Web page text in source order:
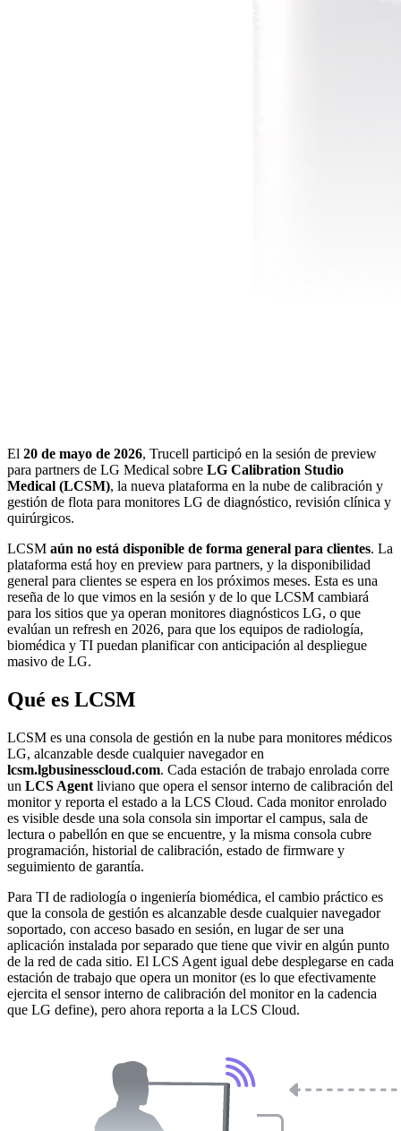
El 20 de mayo de 2026, Trucell participó en la sesión de preview
para partners de LG Medical sobre LG Calibration Studio
Medical (LCSM), la nueva plataforma en la nube de calibración y
gestión de flota para monitores LG de diagnóstico, revisión clínica y
quirúrgicos.
LCSM aún no está disponible de forma general para clientes. La
plataforma está hoy en preview para partners, y la disponibilidad
general para clientes se espera en los próximos meses. Esta es una
reseña de lo que vimos en la sesión y de lo que LCSM cambiará
para los sitios que ya operan monitores diagnósticos LG, o que
evalúan un refresh en 2026, para que los equipos de radiología,
biomédica y TI puedan planificar con anticipación al despliegue
masivo de LG.
Qué es LCSM
LCSM es una consola de gestión en la nube para monitores médicos
LG, alcanzable desde cualquier navegador en
lcsm.lgbusinesscloud.com. Cada estación de trabajo enrolada corre
un LCS Agent liviano que opera el sensor interno de calibración del
monitor y reporta el estado a la LCS Cloud. Cada monitor enrolado
es visible desde una sola consola sin importar el campus, sala de
lectura o pabellón en que se encuentre, y la misma consola cubre
programación, historial de calibración, estado de firmware y
seguimiento de garantía.
Para TI de radiología o ingeniería biomédica, el cambio práctico es
que la consola de gestión es alcanzable desde cualquier navegador
soportado, con acceso basado en sesión, en lugar de ser una
aplicación instalada por separado que tiene que vivir en algún punto
de la red de cada sitio. El LCS Agent igual debe desplegarse en cada
estación de trabajo que opera un monitor (es lo que efectivamente
ejercita el sensor interno de calibración del monitor en la cadencia
que LG define), pero ahora reporta a la LCS Cloud.